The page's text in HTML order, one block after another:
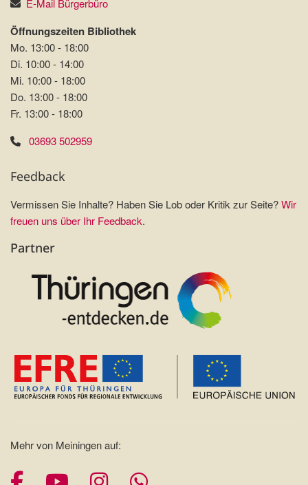
E-Mail Bürgerbüro
Öffnungszeiten Bibliothek
Mo. 13:00 - 18:00
Di. 10:00 - 14:00
Mi. 10:00 - 18:00
Do. 13:00 - 18:00
Fr. 13:00 - 18:00
03693 502959
Feedback
Vermissen Sie Inhalte? Haben Sie Lob oder Kritik zur Seite?Wir
freuen uns über Ihr Feedback.
Partner
Mehr von Meiningen auf: